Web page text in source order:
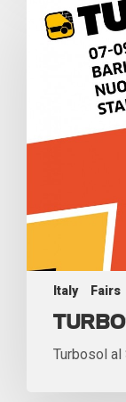
Italy Fairs
Turbosol al